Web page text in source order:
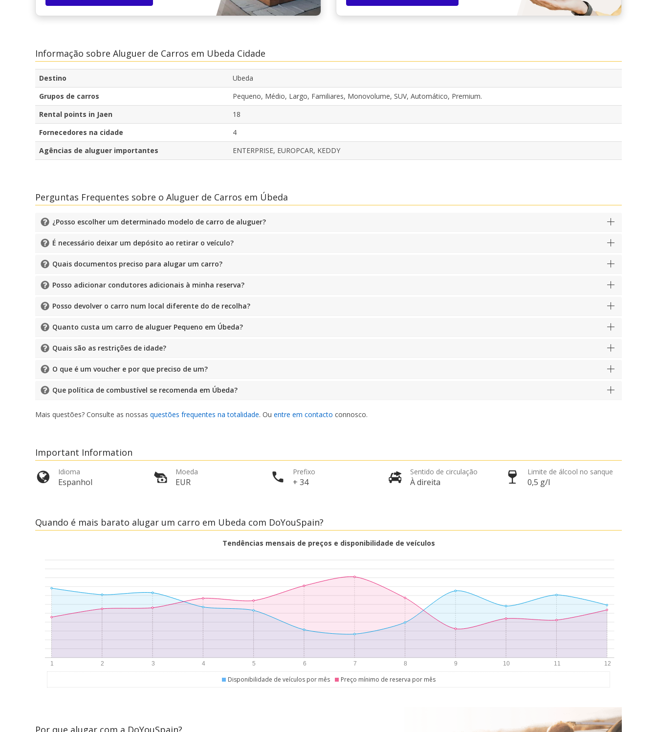
Informação sobre Aluguer de Carros em Ubeda Cidade
Destino
Ubeda
Grupos de carros
Pequeno, Médio, Largo, Familiares, Monovolume, SUV, Automático, Premium.
Rental points in Jaen
18
Fornecedores na cidade
4
Agências de aluguer importantes
ENTERPRISE, EUROPCAR, KEDDY
Perguntas Frequentes sobre o Aluguer de Carros em Úbeda
¿Posso escolher um determinado modelo de carro de aluguer?
É necessário deixar um depósito ao retirar o veículo?
Quais documentos preciso para alugar um carro?
Posso adicionar condutores adicionais à minha reserva?
Posso devolver o carro num local diferente do de recolha?
Quanto custa um carro de aluguer Pequeno em Úbeda?
Quais são as restrições de idade?
O que é um voucher e por que preciso de um?
Que política de combustível se recomenda em Úbeda?
Mais questões? Consulte as nossas questões frequentes na totalidade. Ou entre em contacto connosco.
Important Information
Idioma
Espanhol
Moeda
EUR
Prefixo
+ 34
Sentido de circulação
À direita
Limite de álcool no sanque
0,5 g/l
Quando é mais barato alugar um carro em Ubeda com DoYouSpain?
Tendências mensais de preços e disponibilidade de veículos
Disponibilidade de veículos por mês Preço mínimo de reserva por mês
Descontos especiais